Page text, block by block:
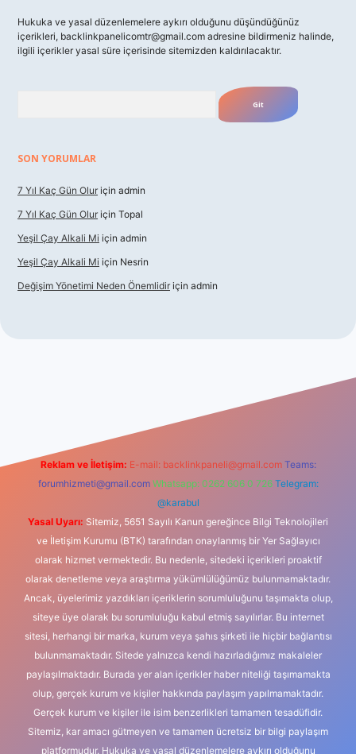
Hukuka ve yasal düzenlemelere aykırı olduğunu düşündüğünüz
içerikleri, backlinkpanelicomtr@gmail.com adresine bildirmeniz halinde,
ilgili içerikler yasal süre içerisinde sitemizden kaldırılacaktır.
SON YORUMLAR
7 Yıl Kaç Gün Olur için admin
7 Yıl Kaç Gün Olur için Topal
Yeşil Çay Alkali Mi için admin
Yeşil Çay Alkali Mi için Nesrin
Değişim Yönetimi Neden Önemlidir için admin
Reklam ve İletişim: E-mail: backlinkpaneli@gmail.com Teams:
forumhizmeti@gmail.com Whatsapp: 0262 606 0 726 Telegram:
@karabul
Yasal Uyarı: Sitemiz, 5651 Sayılı Kanun gereğince Bilgi Teknolojileri
ve İletişim Kurumu (BTK) tarafından onaylanmış bir Yer Sağlayıcı
olarak hizmet vermektedir. Bu nedenle, sitedeki içerikleri proaktif
olarak denetleme veya araştırma yükümlülüğümüz bulunmamaktadır.
Ancak, üyelerimiz yazdıkları içeriklerin sorumluluğunu taşımakta olup,
siteye üye olarak bu sorumluluğu kabul etmiş sayılırlar. Bu internet
sitesi, herhangi bir marka, kurum veya şahıs şirketi ile hiçbir bağlantısı
bulunmamaktadır. Sitede yalnızca kendi hazırladığımız makaleler
paylaşılmaktadır. Burada yer alan içerikler haber niteliği taşımamakta
olup, gerçek kurum ve kişiler hakkında paylaşım yapılmamaktadır.
Gerçek kurum ve kişiler ile isim benzerlikleri tamamen tesadüfidir.
Sitemiz, kar amacı gütmeyen ve tamamen ücretsiz bir bilgi paylaşım
platformudur. Hukuka ve yasal düzenlemelere aykırı olduğunu